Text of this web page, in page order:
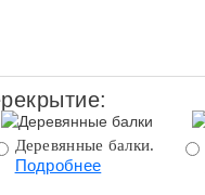
Деревянные балки.
Подробнее